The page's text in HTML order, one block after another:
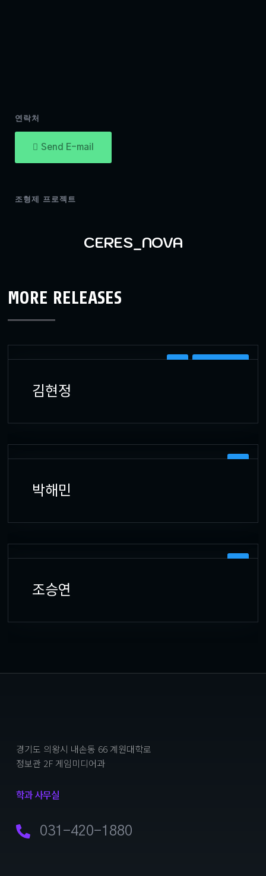
연락처
Send E-mail
조형제 프로젝트
CERES_NOVA
MORE RELEASES
김현정
박해민
조승연
경기도 의왕시 내손동 66 계원대학로
정보관 2F 게임미디어과
학과 사무실
031-420-1880